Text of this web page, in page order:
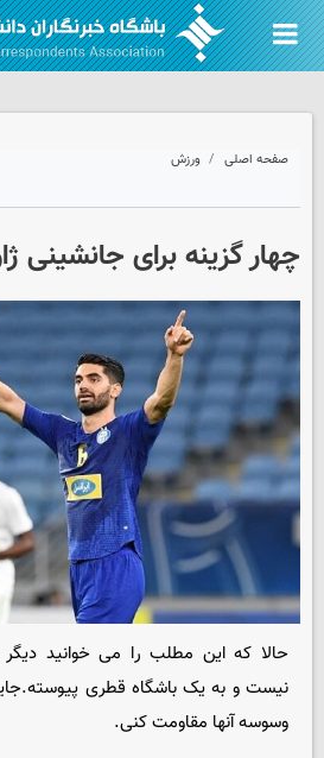
صفحه اصلی ورزش
چهار گزینه برای جانشینی
حالا که این مطلب را می خوانید
نیست و به یک باشگاه قطری
وسوسه آنها مقاومت کنی.